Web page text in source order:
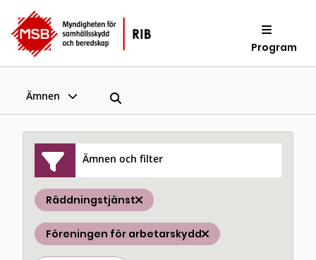
Program
Ämnen
Ämnen och filter
Räddningstjänst
Föreningen för arbetarskydd